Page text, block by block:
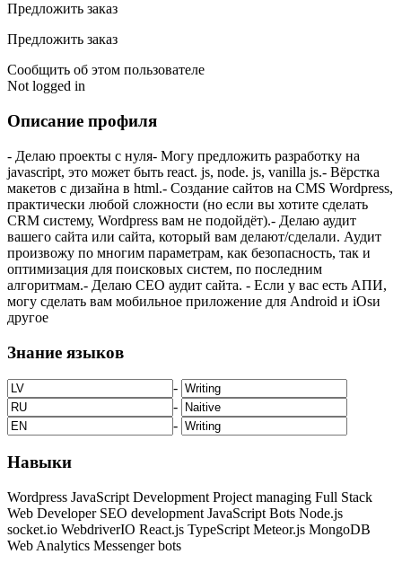
Предложить заказ
Предложить заказ
Сообщить об этом пользователе
Not logged in
Описание профиля
- Делаю проекты с нуля- Могу предложить разработку на
javascript, это может быть react. js, node. js, vanilla js.- Вёрстка
макетов с дизайна в html.- Создание сайтов на CMS Wordpress,
практически любой сложности (но если вы хотите сделать
CRM систему, Wordpress вам не подойдёт).- Делаю аудит
вашего сайта или сайта, который вам делают/сделали. Аудит
произвожу по многим параметрам, как безопасность, так и
оптимизация для поисковых систем, по последним
алгоритмам.- Делаю СЕО аудит сайта. - Если у вас есть АПИ,
могу сделать вам мобильное приложение для Android и iOsи
другое
Знание языков
-
-
-
Навыки
Wordpress JavaScript Development Project managing Full Stack
Web Developer SEO development JavaScript Bots Node.js
socket.io WebdriverIO React.js TypeScript Meteor.js MongoDB
Web Analytics Messenger bots